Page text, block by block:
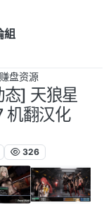
組
盘资源
] 天狼星
翻汉化
326